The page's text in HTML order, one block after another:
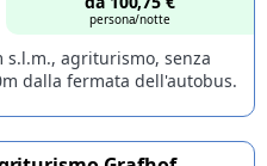
persona/notte
s.l.m., agriturismo, senza
dalla fermata dell'autobus.